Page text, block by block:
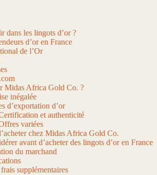
dans les lingots d’or ?
d’or en France
de l’Or
Midas Africa Gold Co. ?
inégalée
d’exportation d’or
et authenticité
variées
chez Midas Africa Gold Co.
avant d’acheter des lingots d’or en France
du marchand
supplémentaires